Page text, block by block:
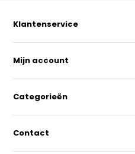
Klantenservice
Mijn account
Categorieën
Contact